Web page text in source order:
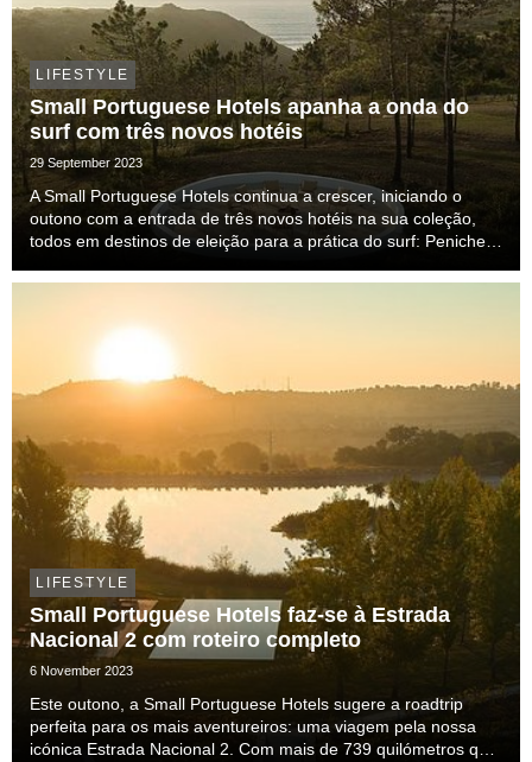
LIFESTYLE
Small Portuguese Hotels apanha a onda do
surf com três novos hotéis
29 September 2023
A Small Portuguese Hotels continua a crescer, iniciando o
outono com a entrada de três novos hotéis na sua coleção,
todos em destinos de eleição para a prática do surf: Peniche,
LIFESTYLE
Small Portuguese Hotels faz-se à Estrada
Nacional 2 com roteiro completo
6 November 2023
Este outono, a Small Portuguese Hotels sugere a roadtrip
perfeita para os mais aventureiros: uma viagem pela nossa
icónica Estrada Nacional 2. Com mais de 739 quilómetros que